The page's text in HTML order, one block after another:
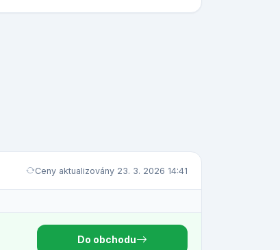
Ceny aktualizovány 23. 3. 2026 14:41
Do obchodu